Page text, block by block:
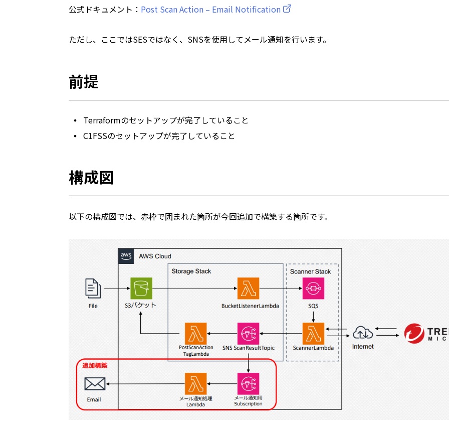
公式ドキュメント： Post Scan Action – Email Notification
ただし、ここではSESではなく、SNSを使用してメール通知を行います。
前提
Terraformのセットアップが完了していること
C1FSSのセットアップが完了していること
構成図
以下の構成図では、赤枠で囲まれた箇所が今回追加で構築する箇所です。